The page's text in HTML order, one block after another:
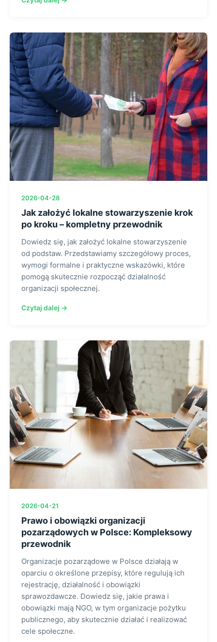
2026-04-28
Jak założyć lokalne stowarzyszenie krok
po kroku – kompletny przewodnik
Dowiedz się, jak założyć lokalne stowarzyszenie
od podstaw. Przedstawiamy szczegółowy proces,
wymogi formalne i praktyczne wskazówki, które
pomogą skutecznie rozpocząć działalność
organizacji społecznej.
Czytaj dalej →
2026-04-21
Prawo i obowiązki organizacji
pozarządowych w Polsce: Kompleksowy
przewodnik
Organizacje pozarządowe w Polsce działają w
oparciu o określone przepisy, które regulują ich
rejestrację, działalność i obowiązki
sprawozdawcze. Dowiedz się, jakie prawa i
obowiązki mają NGO, w tym organizacje pożytku
publicznego, aby skutecznie działać i realizować
cele społeczne.